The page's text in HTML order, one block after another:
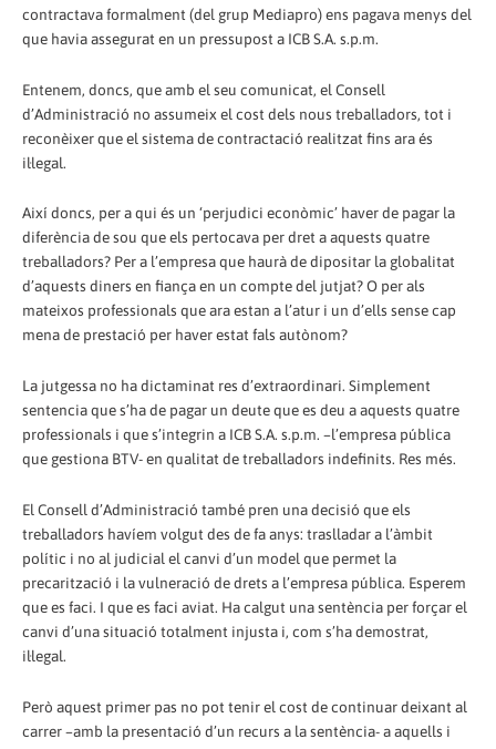
contractava formalment (del grup Mediapro) ens pagava menys del
que havia assegurat en un pressupost a ICB S.A. s.p.m.
Entenem, doncs, que amb el seu comunicat, el Consell
d’Administració no assumeix el cost dels nous treballadors, tot i
reconèixer que el sistema de contractació realitzat fins ara és
il·legal.
Així doncs, per a qui és un ‘perjudici econòmic’ haver de pagar la
diferència de sou que els pertocava per dret a aquests quatre
treballadors? Per a l’empresa que haurà de dipositar la globalitat
d’aquests diners en fiança en un compte del jutjat? O per als
mateixos professionals que ara estan a l’atur i un d’ells sense cap
mena de prestació per haver estat fals autònom?
La jutgessa no ha dictaminat res d’extraordinari. Simplement
sentencia que s’ha de pagar un deute que es deu a aquests quatre
professionals i que s’integrin a ICB S.A. s.p.m. –l’empresa pública
que gestiona BTV- en qualitat de treballadors indefinits. Res més.
El Consell d’Administració també pren una decisió que els
treballadors havíem volgut des de fa anys: traslladar a l’àmbit
polític i no al judicial el canvi d’un model que permet la
precarització i la vulneració de drets a l’empresa pública. Esperem
que es faci. I que es faci aviat. Ha calgut una sentència per forçar el
canvi d’una situació totalment injusta i, com s’ha demostrat,
il·legal.
Però aquest primer pas no pot tenir el cost de continuar deixant al
carrer –amb la presentació d’un recurs a la sentència- a aquells i